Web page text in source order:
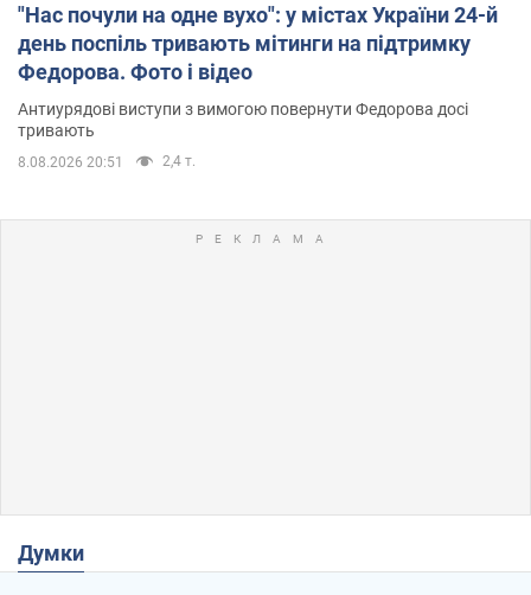
"Нас почули на одне вухо": у містах України 24-й
день поспіль тривають мітинги на підтримку
Федорова. Фото і відео
Антиурядові виступи з вимогою повернути Федорова досі
тривають
8.08.2026 20:51 2,4 т.
Думки